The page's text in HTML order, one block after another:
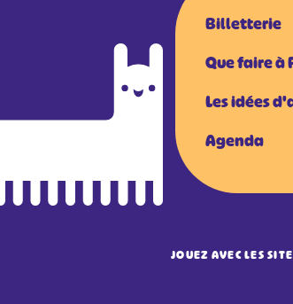
Billetterie
Que faire à
Les idées
Agenda
JOUEZ AVEC LES